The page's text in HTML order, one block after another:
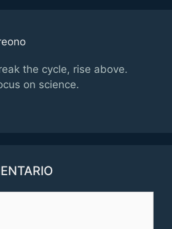
the cycle, rise above.
on science.